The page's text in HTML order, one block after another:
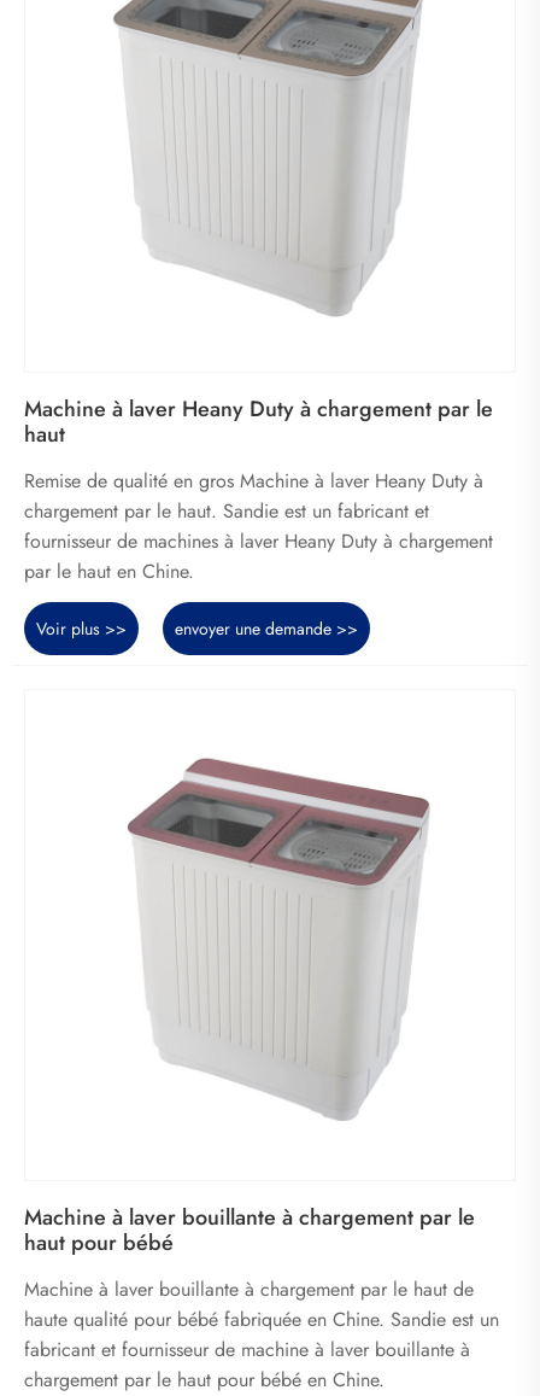
Machine à laver Heany Duty à chargement par le
haut
Remise de qualité en gros Machine à laver Heany Duty à
chargement par le haut. Sandie est un fabricant et
fournisseur de machines à laver Heany Duty à chargement
par le haut en Chine.
Voir plus >> envoyer une demande >>
Machine à laver bouillante à chargement par le
haut pour bébé
Machine à laver bouillante à chargement par le haut de
haute qualité pour bébé fabriquée en Chine. Sandie est un
fabricant et fournisseur de machine à laver bouillante à
chargement par le haut pour bébé en Chine.